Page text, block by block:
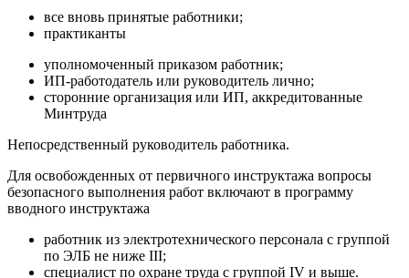
все вновь принятые работники;
практиканты
уполномоченный приказом работник;
ИП-работодатель или руководитель лично;
сторонние организация или ИП, аккредитованные
Минтруда
Непосредственный руководитель работника.
Для освобожденных от первичного инструктажа вопросы
безопасного выполнения работ включают в программу
вводного инструктажа
работник из электротехнического персонала с группой
по ЭЛБ не ниже III;
специалист по охране труда с группой IV и выше.